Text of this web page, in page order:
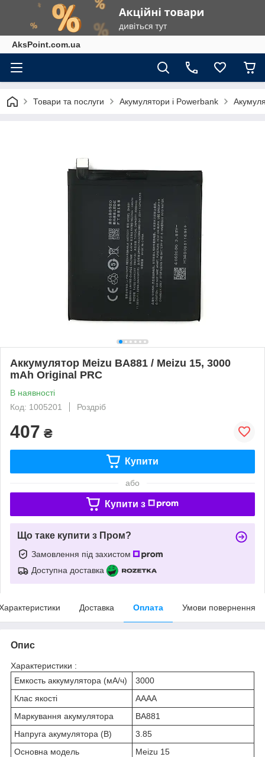
AksPoint.com.ua
Товари та послуги Акумулятори і Powerbank
Аккумулятор Meizu BA881 / Meizu 15, 3000
mAh Original PRC
В наявності
Код: 1005201
Роздріб
407 ₴
Купити
або
Купити з
Що таке купити з Пром?
Замовлення під захистом
Доступна доставка
Доставка Оплата Умови повернення
Опис
Характеристики :
Емкость аккумулятора (мА/ч)
3000
Клас якості
AAAA
Маркування акумулятора
BA881
Напруга акумулятора (В)
3.85
Основна модель
Meizu 15